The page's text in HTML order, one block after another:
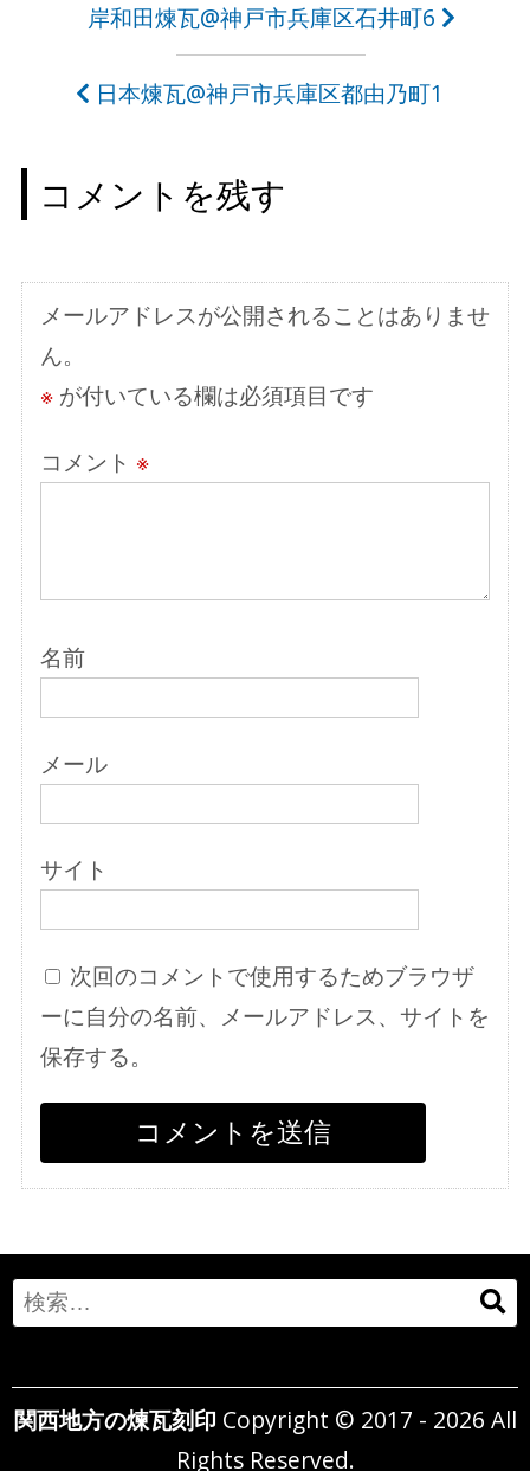
ビ
ゲ
シ
ョ
ン
岸和田煉瓦@神戸市兵庫区石井町6
日本煉瓦@神戸市兵庫区都由乃町1
コメントを残す
メールアドレスが公開されることはありませ
ん。
※が付いている欄は必須項目です
コメント ※
名前
メール
サイト
次回のコメントで使用するためブラウザ
ーに自分の名前、メールアドレス、サイトを
保存する。
Search
for:
関西地方の煉瓦刻印 Copyright © 2017 - 2026 All
Rights Reserved.